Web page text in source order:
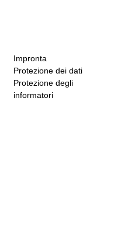
Impronta
Protezione dei dati
Protezione degli
informatori